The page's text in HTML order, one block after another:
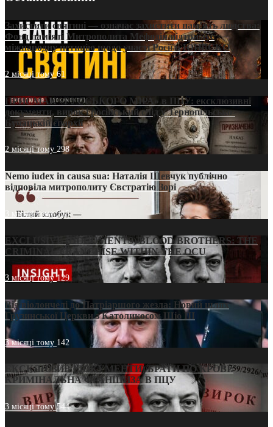
Захистити святині — означає захистити пам’ять людства:
Фонд пам’яті Митрополита Мефодія підтримує
міжнародну петицію щодо участі Росії в ЮНЕСКО
2 місяці тому61
ПРИСМАК «РУССЬКОГО МІРА» в ПЦУ: ексклюзивні
документи, вирок і російський слід у Тернопільсько-
Бучацькій єпархії
2 місяці тому 298
Nemo iudex in causa sua: Наталія Шевчук публічно
відповіла митрополиту Євстратію Зорі
3 місяці тому215
EXCLUSIVE (DOCUMENTS)/BLOOD BROTHERS: THE
CRIMINAL FRANCHISE WITHIN THE OCU
3 місяці тому129
Від віолончелі до Патріаршого жезла: Новий шлях
Грузинської Церкви з Католикосом Шіо III
3 місяці тому 142
ЕКСКЛЮЗИВ (ДОКУМЕНТИ)/БРАТИ ПО КРОВІ:
КРИМІНАЛЬНА ФРАНШИЗА В ПЦУ
3 місяці тому544